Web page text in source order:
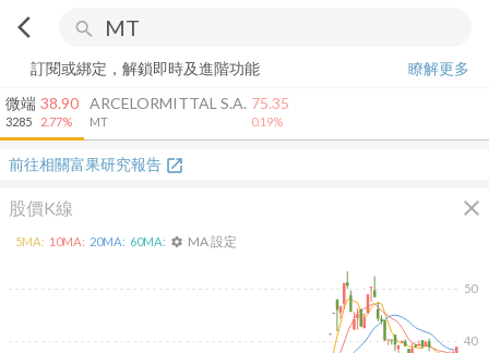
arrow_back_ios search
訂閱或綁定，解鎖即時及進階功能
瞭解更多
微端
3285
38.90
2.77%
ARCELORMITTAL S.A.
MT
75.35
0.19%
前往相關富果研究報告 open_in_new
股價K線 close
40
50
5MA: 10MA: 20MA: 60MA: settings MA 設定